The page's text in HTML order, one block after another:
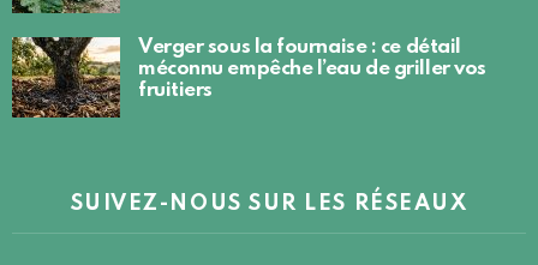
Verger sous la fournaise : ce détail
méconnu empêche l’eau de griller vos
fruitiers
SUIVEZ-NOUS SUR LES RÉSEAUX